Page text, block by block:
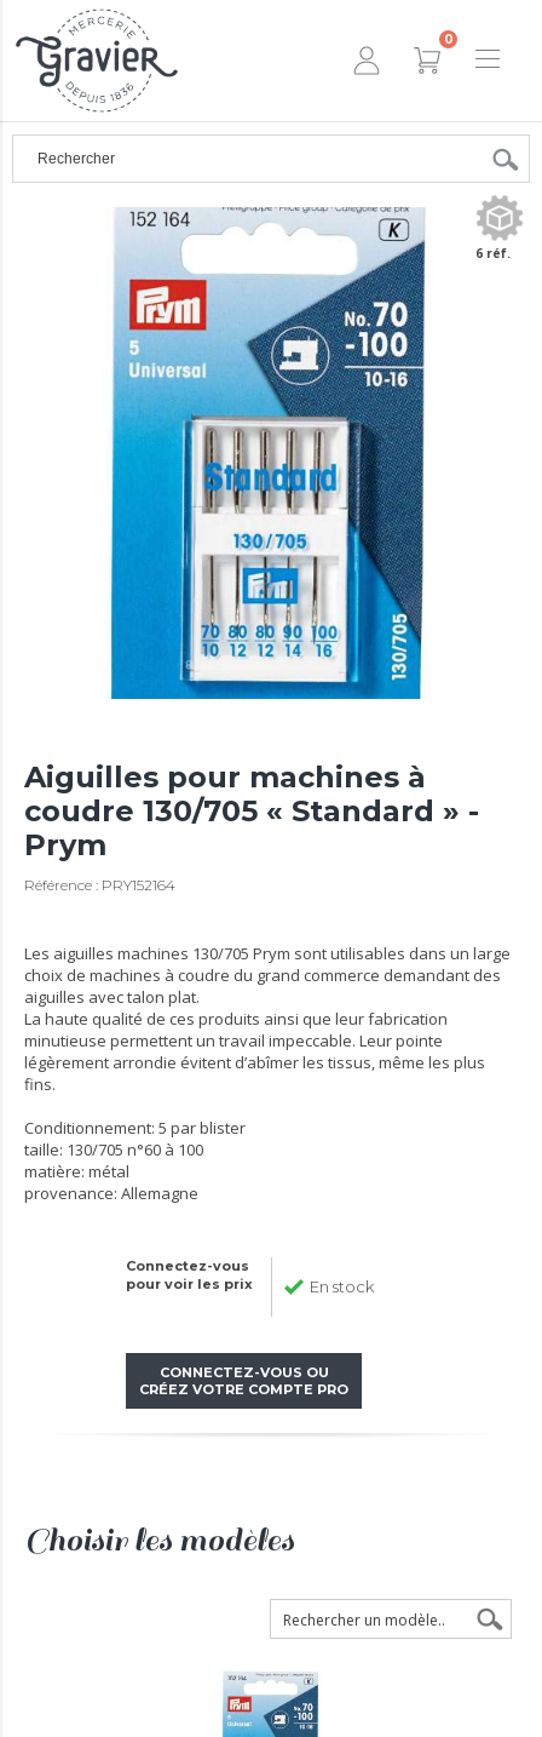
0
6 réf.
Aiguilles pour machines à
coudre 130/705 « Standard » -
Prym
Référence : PRY152164
Les aiguilles machines 130/705 Prym sont utilisables dans un large
choix de machines à coudre du grand commerce demandant des
aiguilles avec talon plat.
La haute qualité de ces produits ainsi que leur fabrication
minutieuse permettent un travail impeccable. Leur pointe
légèrement arrondie évitent d’abîmer les tissus, même les plus
fins.
Conditionnement: 5 par blister
taille: 130/705 n°60 à 100
matière: métal
provenance: Allemagne
Connectez-vous
pour voir les prix
En stock
CONNECTEZ-VOUS OU
CRÉEZ VOTRE COMPTE PRO
Choisir les modèles